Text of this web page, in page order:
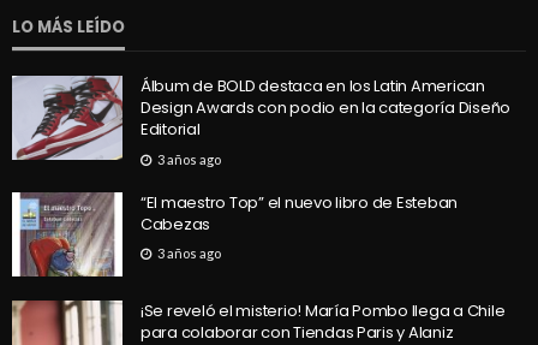
LO MÁS LEÍDO
Álbum de BOLD destaca en los Latin American
Design Awards con podio en la categoría Diseño
Editorial
3 años ago
“El maestro Top” el nuevo libro de Esteban
Cabezas
3 años ago
¡Se reveló el misterio! María Pombo llega a Chile
para colaborar con Tiendas Paris y Alaniz